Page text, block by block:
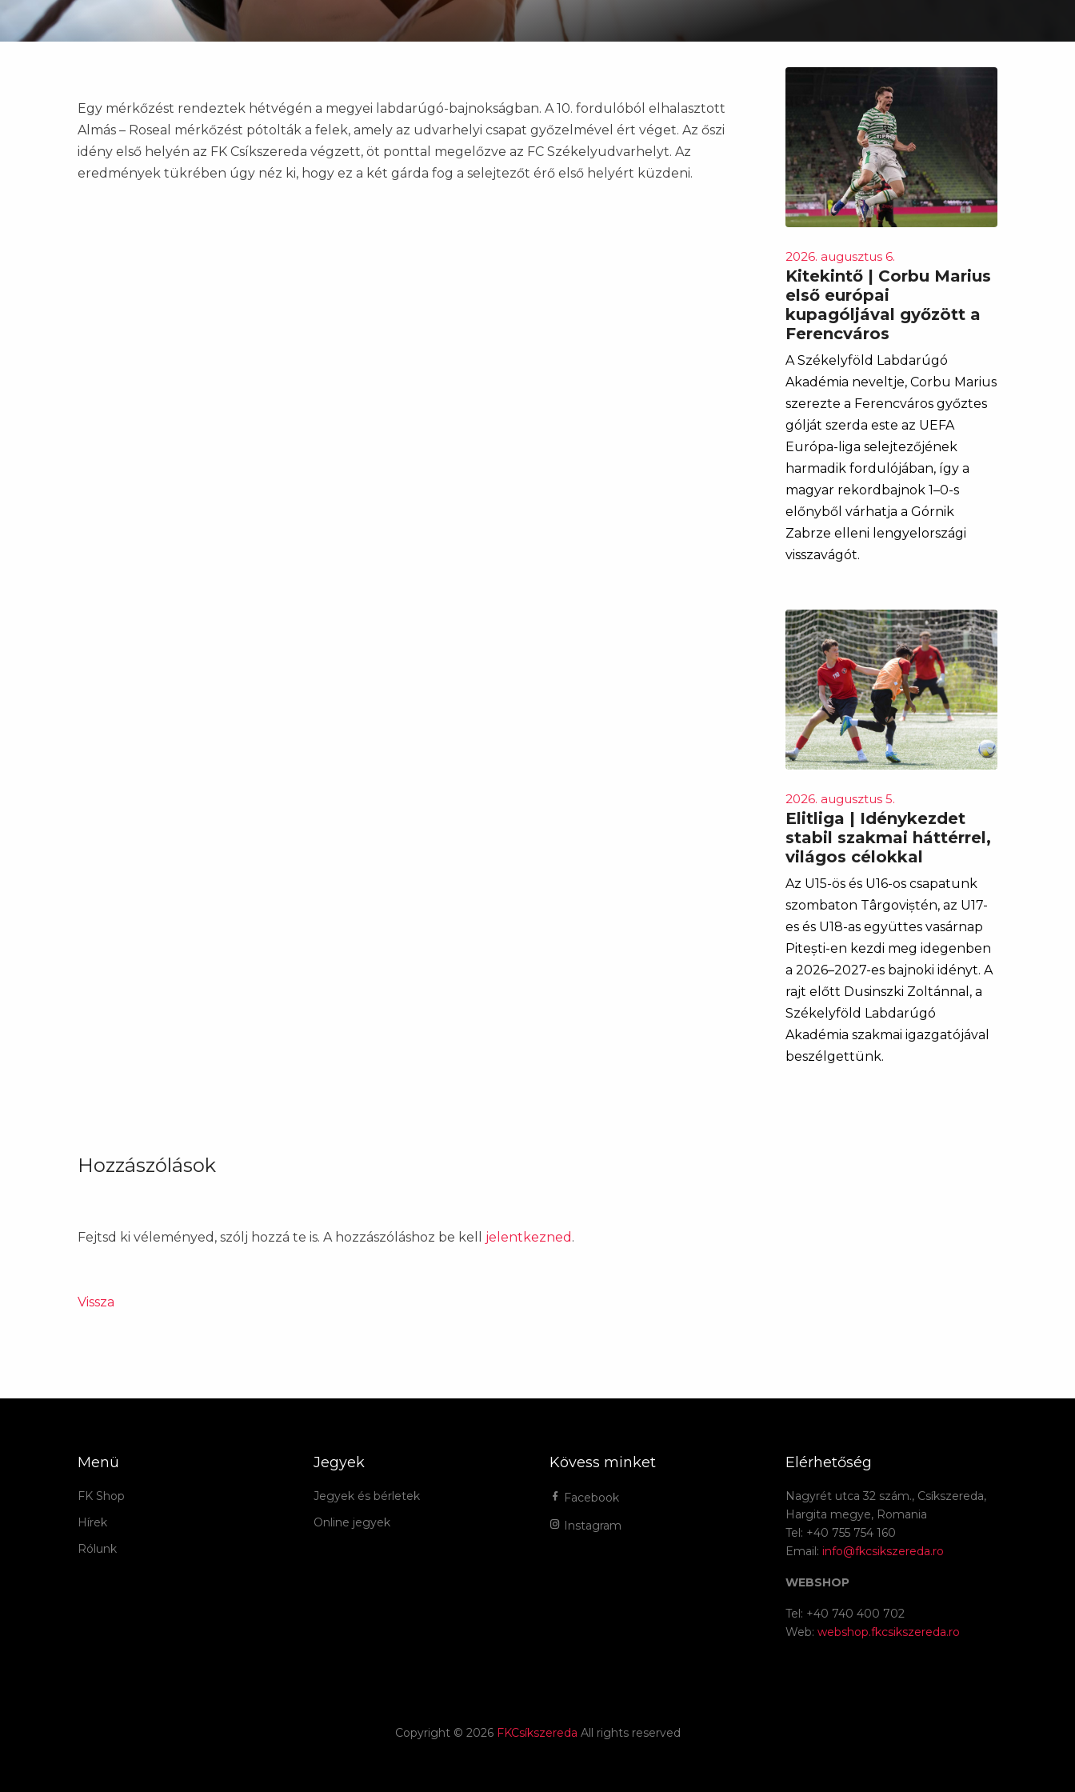
Egy mérkőzést rendeztek hétvégén a megyei labdarúgó-bajnokságban. A 10. fordulóból elhalasztott
Almás – Roseal mérkőzést pótolták a felek, amely az udvarhelyi csapat győzelmével ért véget. Az őszi
idény első helyén az FK Csíkszereda végzett, öt ponttal megelőzve az FC Székelyudvarhelyt. Az
eredmények tükrében úgy néz ki, hogy ez a két gárda fog a selejtezőt érő első helyért küzdeni.
2026. augusztus 6.
Kitekintő | Corbu Marius
első európai
kupagóljával győzött a
Ferencváros
A Székelyföld Labdarúgó
Akadémia neveltje, Corbu Marius
szerezte a Ferencváros győztes
gólját szerda este az UEFA
Európa-liga selejtezőjének
harmadik fordulójában, így a
magyar rekordbajnok 1–0-s
előnyből várhatja a Górnik
Zabrze elleni lengyelországi
visszavágót.
2026. augusztus 5.
Elitliga | Idénykezdet
stabil szakmai háttérrel,
világos célokkal
Az U15-ös és U16-os csapatunk
szombaton Târgoviștén, az U17-
es és U18-as együttes vasárnap
Pitești-en kezdi meg idegenben
a 2026–2027-es bajnoki idényt. A
rajt előtt Dusinszki Zoltánnal, a
Székelyföld Labdarúgó
Akadémia szakmai igazgatójával
beszélgettünk.
Hozzászólások
Fejtsd ki véleményed, szólj hozzá te is. A hozzászóláshoz be kell jelentkezned .
Vissza
Menü
FK Shop
Hírek
Rólunk
Jegyek
Jegyek és bérletek
Online jegyek
Kövess minket
Facebook
Instagram
Elérhetőség
Nagyrét utca 32 szám., Csíkszereda,
Hargita megye, Romania
Tel: +40 755 754 160
Email: info@fkcsikszereda.ro
WEBSHOP
Tel: +40 740 400 702
Web: webshop.fkcsikszereda.ro
Copyright © 2026 FKCsíkszereda All rights reserved